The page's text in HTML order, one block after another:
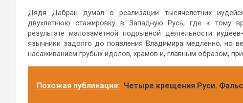
Дядя Дабран думал о реализации тысячелетних
двухлетнюю стажировку в Западную Русь, где к тому
результате малозаметной подрывной деятельности
язычники задолго до появления Владимира медленно, но
насаживанием грубых идолов, храмов и, главным образом,
Похожая публикация: Четыре крещения Руси.